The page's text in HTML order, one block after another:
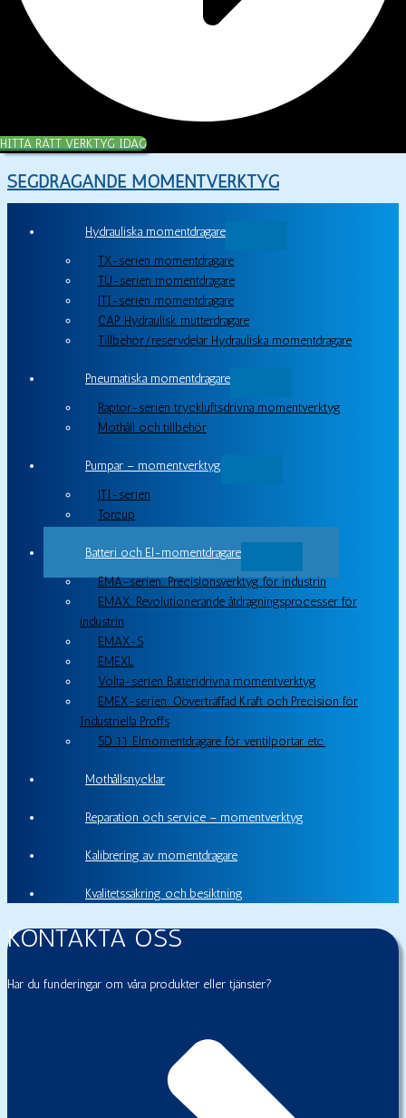
HITTA RÄTT VERKTYG IDAG
SEGDRAGANDE MOMENTVERKTYG
Hydrauliska momentdragare
TX-serien momentdragare
TU-serien momentdragare
JTI-serien momentdragare
CAP Hydraulisk mutterdragare
Tillbehör/reservdelar Hydrauliska momentdragare
Pneumatiska momentdragare
Raptor-serien tryckluftsdrivna momentverktyg
Mothåll och tillbehör
Pumpar – momentverktyg
JTI-serien
Torcup
Batteri och El-momentdragare
EMA-serien: Precisionsverktyg för industrin
EMAX: Revolutionerande åtdragningsprocesser för
industrin
EMAX-S
EMEXL
Volta-serien Batteridrivna momentverktyg
EMEX-serien: Oöverträffad Kraft och Precision för
Industriella Proffs
SD 11 Elmomentdragare för ventilportar etc.
Mothållsnycklar
Reparation och service – momentverktyg
Kalibrering av momentdragare
Kvalitetssäkring och besiktning
KONTAKTA OSS
Har du funderingar om våra produkter eller tjänster?